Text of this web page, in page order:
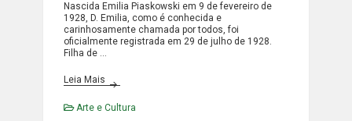
Nascida Emilia Piaskowski em 9 de fevereiro de
1928, D. Emilia, como é conhecida e
carinhosamente chamada por todos, foi
oficialmente registrada em 29 de julho de 1928.
Filha de …
Leia Mais
Arte e Cultura